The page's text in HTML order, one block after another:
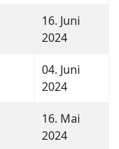
16. Juni
2024
04. Juni
2024
16. Mai
2024